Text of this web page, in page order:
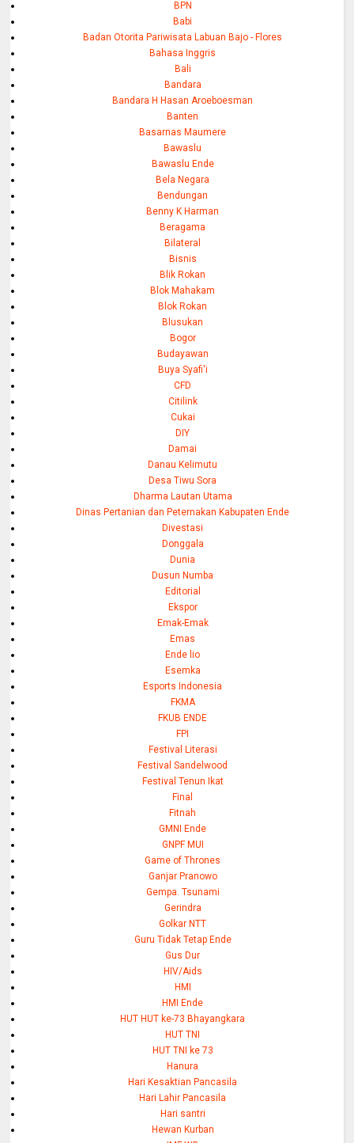
BPN
Babi
Badan Otorita Pariwisata Labuan Bajo - Flores
Bahasa Inggris
Bali
Bandara
Bandara H Hasan Aroeboesman
Banten
Basarnas Maumere
Bawaslu
Bawaslu Ende
Bela Negara
Bendungan
Benny K Harman
Beragama
Bilateral
Bisnis
Blik Rokan
Blok Mahakam
Blok Rokan
Blusukan
Bogor
Budayawan
Buya Syafi'i
CFD
Citilink
Cukai
DIY
Damai
Danau Kelimutu
Desa Tiwu Sora
Dharma Lautan Utama
Dinas Pertanian dan Peternakan Kabupaten Ende
Divestasi
Donggala
Dunia
Dusun Numba
Editorial
Ekspor
Emak-Emak
Emas
Ende lio
Esemka
Esports Indonesia
FKMA
FKUB ENDE
FPI
Festival Literasi
Festival Sandelwood
Festival Tenun Ikat
Final
Fitnah
GMNI Ende
GNPF MUI
Game of Thrones
Ganjar Pranowo
Gempa. Tsunami
Gerindra
Golkar NTT
Guru Tidak Tetap Ende
Gus Dur
HIV/Aids
HMI
HMI Ende
HUT HUT ke-73 Bhayangkara
HUT TNI
HUT TNI ke 73
Hanura
Hari Kesaktian Pancasila
Hari Lahir Pancasila
Hari santri
Hewan Kurban